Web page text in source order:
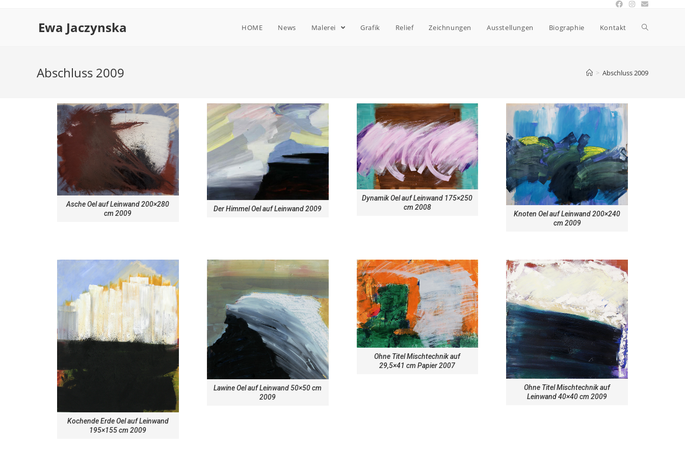
Ewa Jaczynska HOME News Malerei Grafik Relief Zeichnungen Ausstellungen Biographie Kontakt
Abschluss 2009 > Abschluss 2009
Asche Oel auf Leinwand 200×280
cm 2009
Der Himmel Oel auf Leinwand 2009
Dynamik Oel auf Leinwand 175×250
cm 2008
Knoten Oel auf Leinwand 200×240
cm 2009
Kochende Erde Oel auf Leinwand
195×155 cm 2009
Lawine Oel auf Leinwand 50×50 cm
2009
Ohne Titel Mischtechnik auf
29,5×41 cm Papier 2007
Ohne Titel Mischtechnik auf
Leinwand 40×40 cm 2009